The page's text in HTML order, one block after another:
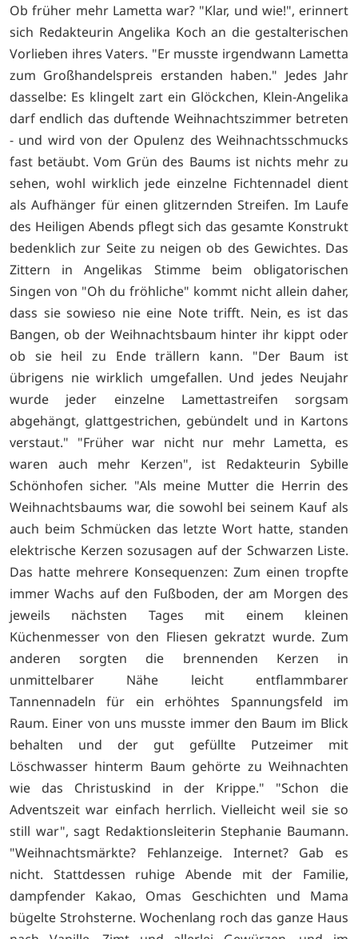
Ob früher mehr Lametta war? "Klar, und wie!", erinnert
sich Redakteurin Angelika Koch an die gestalterischen
Vorlieben ihres Vaters. "Er musste irgendwann Lametta
zum Großhandelspreis erstanden haben." Jedes Jahr
dasselbe: Es klingelt zart ein Glöckchen, Klein-Angelika
darf endlich das duftende Weihnachtszimmer betreten
- und wird von der Opulenz des Weihnachtsschmucks
fast betäubt. Vom Grün des Baums ist nichts mehr zu
sehen, wohl wirklich jede einzelne Fichtennadel dient
als Aufhänger für einen glitzernden Streifen. Im Laufe
des Heiligen Abends pflegt sich das gesamte Konstrukt
bedenklich zur Seite zu neigen ob des Gewichtes. Das
Zittern in Angelikas Stimme beim obligatorischen
Singen von "Oh du fröhliche" kommt nicht allein daher,
dass sie sowieso nie eine Note trifft. Nein, es ist das
Bangen, ob der Weihnachtsbaum hinter ihr kippt oder
ob sie heil zu Ende trällern kann. "Der Baum ist
übrigens nie wirklich umgefallen. Und jedes Neujahr
wurde jeder einzelne Lamettastreifen sorgsam
abgehängt, glattgestrichen, gebündelt und in Kartons
verstaut." "Früher war nicht nur mehr Lametta, es
waren auch mehr Kerzen", ist Redakteurin Sybille
Schönhofen sicher. "Als meine Mutter die Herrin des
Weihnachtsbaums war, die sowohl bei seinem Kauf als
auch beim Schmücken das letzte Wort hatte, standen
elektrische Kerzen sozusagen auf der Schwarzen Liste.
Das hatte mehrere Konsequenzen: Zum einen tropfte
immer Wachs auf den Fußboden, der am Morgen des
jeweils nächsten Tages mit einem kleinen
Küchenmesser von den Fliesen gekratzt wurde. Zum
anderen sorgten die brennenden Kerzen in
unmittelbarer Nähe leicht entflammbarer
Tannennadeln für ein erhöhtes Spannungsfeld im
Raum. Einer von uns musste immer den Baum im Blick
behalten und der gut gefüllte Putzeimer mit
Löschwasser hinterm Baum gehörte zu Weihnachten
wie das Christuskind in der Krippe." "Schon die
Adventszeit war einfach herrlich. Vielleicht weil sie so
still war", sagt Redaktionsleiterin Stephanie Baumann.
"Weihnachtsmärkte? Fehlanzeige. Internet? Gab es
nicht. Stattdessen ruhige Abende mit der Familie,
dampfender Kakao, Omas Geschichten und Mama
bügelte Strohsterne. Wochenlang roch das ganze Haus